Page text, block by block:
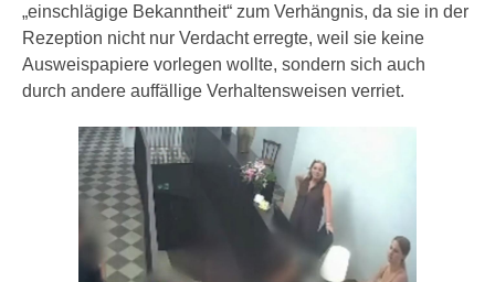
„einschlägige Bekanntheit“ zum Verhängnis, da sie in der
Rezeption nicht nur Verdacht erregte, weil sie keine
Ausweispapiere vorlegen wollte, sondern sich auch
durch andere auffällige Verhaltensweisen verriet.